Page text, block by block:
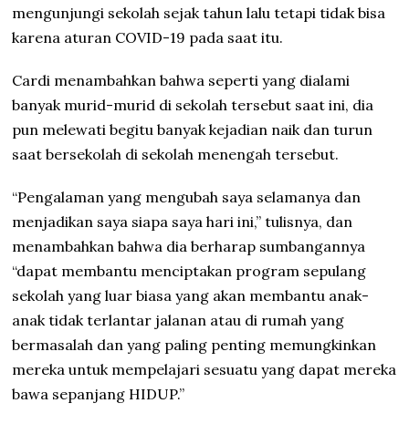
mengunjungi sekolah sejak tahun lalu tetapi tidak bisa
karena aturan COVID-19 pada saat itu.
Cardi menambahkan bahwa seperti yang dialami
banyak murid-murid di sekolah tersebut saat ini, dia
pun melewati begitu banyak kejadian naik dan turun
saat bersekolah di sekolah menengah tersebut.
“Pengalaman yang mengubah saya selamanya dan
menjadikan saya siapa saya hari ini,” tulisnya, dan
menambahkan bahwa dia berharap sumbangannya
“dapat membantu menciptakan program sepulang
sekolah yang luar biasa yang akan membantu anak-
anak tidak terlantar jalanan atau di rumah yang
bermasalah dan yang paling penting memungkinkan
mereka untuk mempelajari sesuatu yang dapat mereka
bawa sepanjang HIDUP.”